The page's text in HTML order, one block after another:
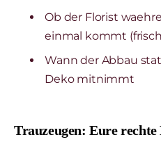
Ob der Florist
einmal kommt
Wann der Abbau
Deko mitnimmt
Trauzeugen: Eure rechte